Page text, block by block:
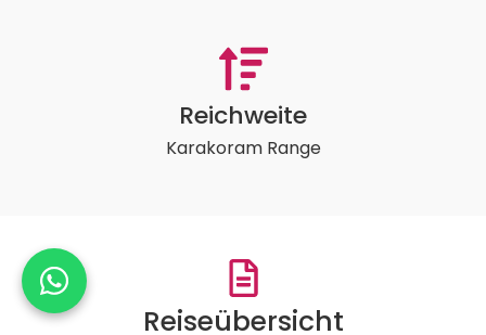
Reichweite
Karakoram Range
Reiseübersicht